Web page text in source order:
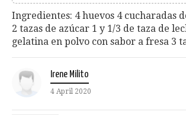
Ingredientes: 4 huevos 4 cucharadas
2 tazas de azúcar 1 y 1/3 de taza de
gelatina en polvo con sabor a fresa 3
Irene Milito
4 April 2020